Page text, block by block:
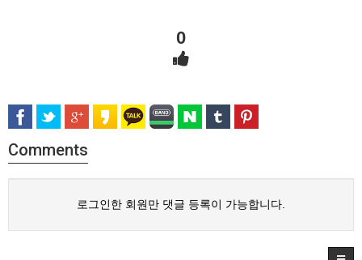
0
Comments
로그인한 회원만 댓글 등록이 가능합니다.